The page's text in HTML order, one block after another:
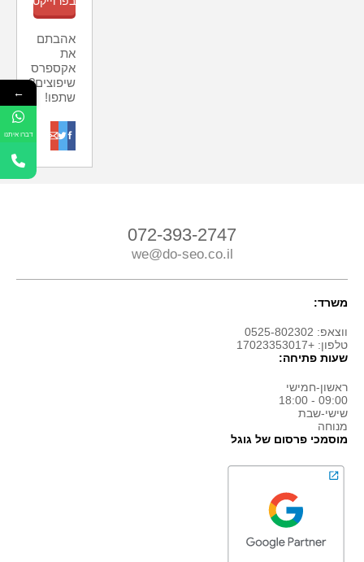
אהבתם
את
אקספרס
שיפוצים?
שתפו!
f
t
o
072-393-2747
we@do-seo.co.il
משרד:
ווצאפ: 0525-802302
טלפון: +17023353017
שעות פתיחה:
ראשון-חמישי
09:00 - 18:00
שישי-שבת
מנוחה
מוסמכי פרסום של גוגל
←
דברו איתנו